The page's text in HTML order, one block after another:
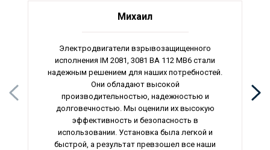
Михаил
Электродвигатели взрывозащищенного
исполнения IM 2081, 3081 ВА 112 МВ6 стали
надежным решением для наших потребностей.
Они обладают высокой
производительностью, надежностью и
долговечностью. Мы оценили их высокую
эффективность и безопасность в
использовании. Установка была легкой и
быстрой, а результат превзошел все наши